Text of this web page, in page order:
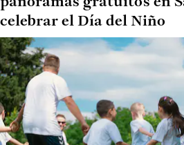
celebrar el Día del Niño